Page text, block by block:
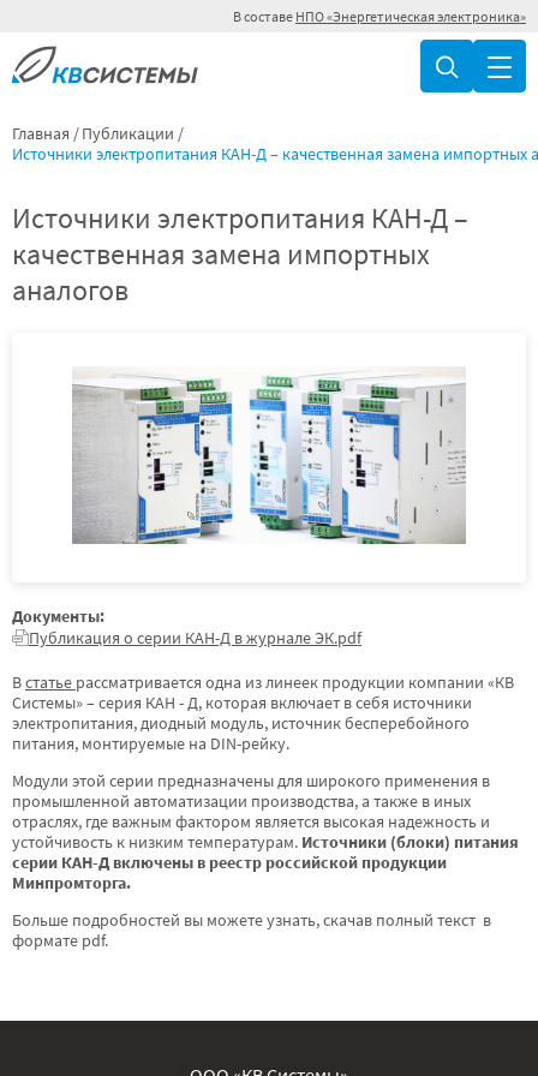
В составе НПО «Энергетическая электроника»
Главная
Публикации
Источники электропитания КАН-Д – качественная замена импортных
Источники электропитания КАН-Д –
качественная замена импортных
аналогов
Документы:
Публикация о серии КАН-Д в журнале ЭК.pdf
Встатье рассматривается одна из линеек продукции компании «КВ
Системы» – серия КАН - Д, которая включает в себя источники
электропитания, диодный модуль, источник бесперебойного
питания, монтируемые на DIN-рейку.
Модули этой серии предназначены для широкого применения в
промышленной автоматизации производства, а также в иных
отраслях, где важным фактором является высокая надежность и
устойчивость к низким температурам. Источники (блоки) питания
серии КАН-Д включены в реестр российской продукции
Минпромторга.
Больше подробностей вы можете узнать, скачав полный текст в
формате pdf.